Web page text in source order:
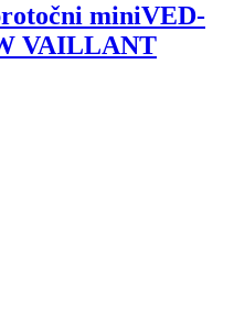
miniVED-
VAILLANT